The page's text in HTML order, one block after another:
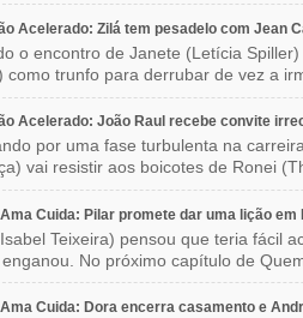
Acelerado: Zilá tem pesadelo com Jean
o encontro de Janete (Letícia
como trunfo para derrubar de vez a
Acelerado: João Raul recebe convite
por uma fase turbulenta na
vai resistir aos boicotes de Ronei
Cuida: Pilar promete dar uma lição em
Teixeira) pensou que teria fácil
No próximo capítulo de
Cuida: Dora encerra casamento e